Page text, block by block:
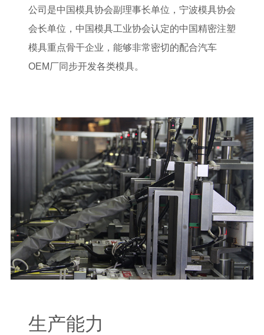
公司是中国模具协会副理事长单位，宁波模具协会
会长单位，中国模具工业协会认定的中国精密注塑
模具重点骨干企业，能够非常密切的配合汽车
OEM厂同步开发各类模具。
生产能力